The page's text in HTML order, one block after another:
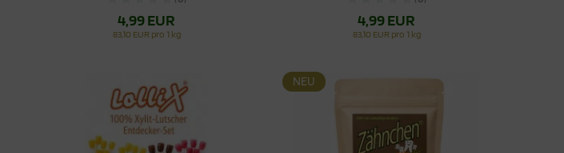
4,99 EUR
83,10 EUR pro 1 kg
4,99 EUR
83,10 EUR pro 1 kg
NEU